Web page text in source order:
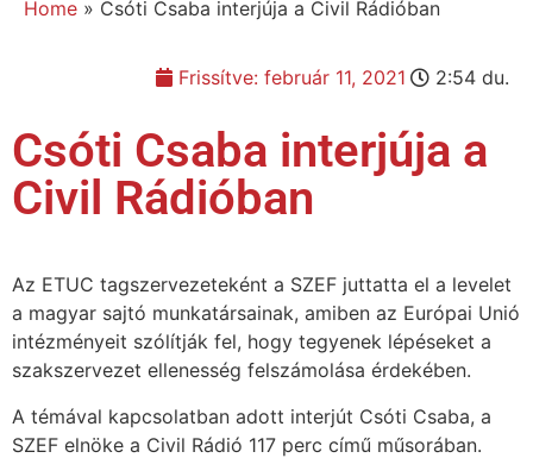
Home » Csóti Csaba interjúja a Civil Rádióban
Frissítve: február 11, 2021 2:54 du.
Csóti Csaba interjúja a
Civil Rádióban
Az ETUC tagszervezeteként a SZEF juttatta el a levelet
a magyar sajtó munkatársainak, amiben az Európai Unió
intézményeit szólítják fel, hogy tegyenek lépéseket a
szakszervezet ellenesség felszámolása érdekében.
A témával kapcsolatban adott interjút Csóti Csaba, a
SZEF elnöke a Civil Rádió 117 perc című műsorában.